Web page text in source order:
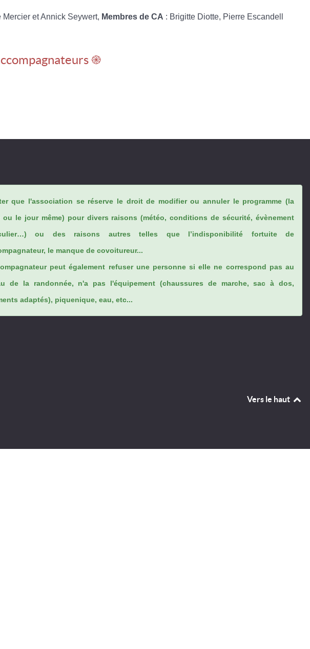
Mercier et Annick Seywert, Membres de CA : Brigitte Diotte, Pierre Escandell
֎
que l'association se réserve le droit de modifier ou annuler le programme (la
ou le jour même) pour divers raisons (météo, conditions de sécurité, évènement
ou des raisons autres telles que l’indisponibilité fortuite de
le manque de covoitureur...
peut également refuser une personne si elle ne correspond pas au
de la randonnée, n'a pas l'équipement (chaussures de marche, sac à dos,
adaptés), piquenique, eau, etc...
Vers le haut